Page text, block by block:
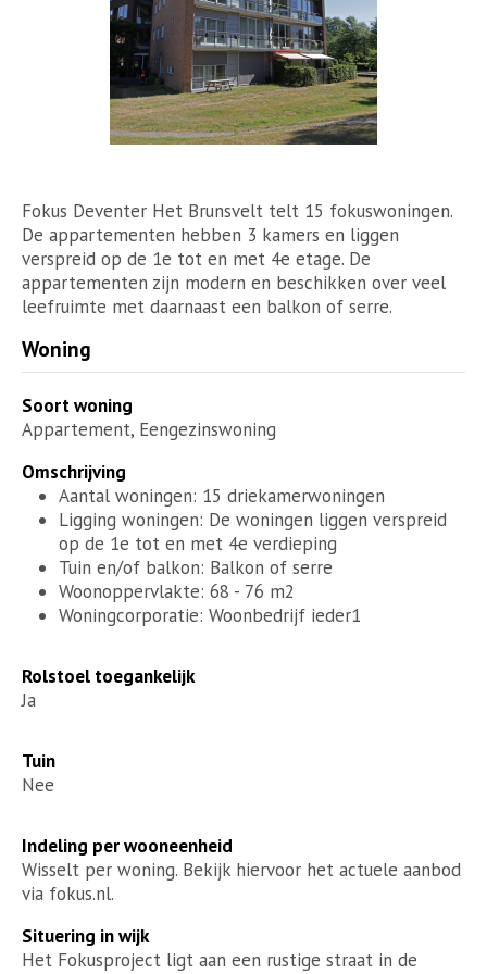
Fokus Deventer Het Brunsvelt telt 15 fokuswoningen.
De appartementen hebben 3 kamers en liggen
verspreid op de 1e tot en met 4e etage. De
appartementen zijn modern en beschikken over veel
leefruimte met daarnaast een balkon of serre.
Woning
Soort woning
Appartement, Eengezinswoning
Omschrijving
Aantal woningen: 15 driekamerwoningen
Ligging woningen: De woningen liggen verspreid
op de 1e tot en met 4e verdieping
Tuin en/of balkon: Balkon of serre
Woonoppervlakte: 68 - 76 m2
Woningcorporatie: Woonbedrijf ieder1
Rolstoel toegankelijk
Ja
Tuin
Nee
Indeling per wooneenheid
Wisselt per woning. Bekijk hiervoor het actuele aanbod
via fokus.nl.
Situering in wijk
Het Fokusproject ligt aan een rustige straat in de